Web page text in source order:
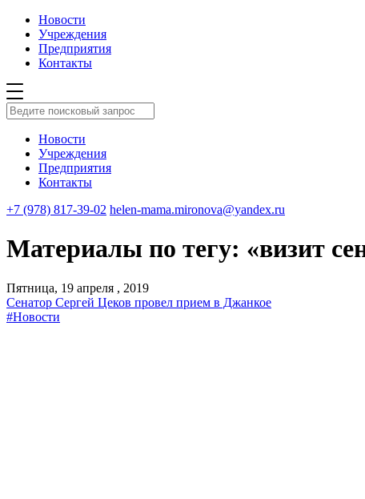
Новости
Учреждения
Предприятия
Контакты
Новости
Учреждения
Предприятия
Контакты
+7 (978) 817-39-02 helen-mama.mironova@yandex.ru
Материалы по тегу: «визит
Пятница, 19 апреля , 2019
Сенатор Сергей Цеков провел прием в Джанкое
#Новости